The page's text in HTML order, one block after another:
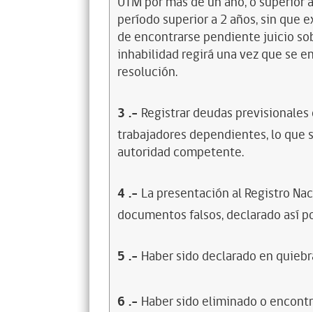
período superior a 2 años, sin que
de encontrarse pendiente juicio
inhabilidad regirá una vez que se
resolución.
3 .- Registrar deudas
trabajadores dependientes, lo
autoridad competente.
4 .- La presentación al Registro
documentos falsos, declarado así
5 .- Haber sido declarado en
6 .- Haber sido eliminado o